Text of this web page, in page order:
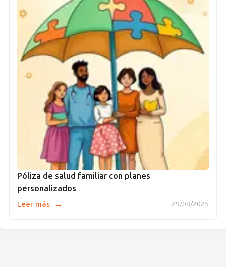
Póliza de salud familiar con planes
personalizados
29/08/2025
Leer más →